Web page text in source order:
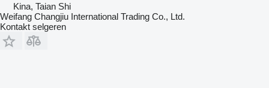
Kina, Taian Shi
Weifang Changjiu International Trading Co., Ltd.
Kontakt selgeren